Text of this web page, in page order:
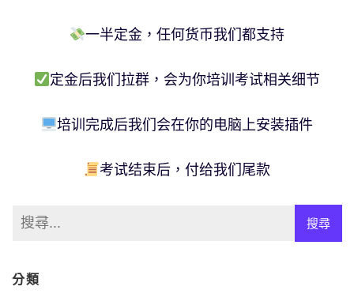
一半定金，任何货币我们都支持
定金后我们拉群，会为你培训考试相关细节
培训完成后我们会在你的电脑上安装插件
考试结束后，付给我们尾款
分類